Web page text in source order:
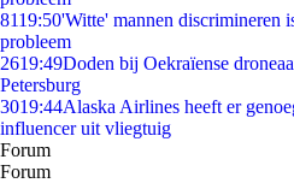
8119:50'Witte' mannen discrimineren
probleem
2619:49Doden bij Oekraïense
Petersburg
3019:44Alaska Airlines heeft er
influencer uit vliegtuig
Forum
Forum